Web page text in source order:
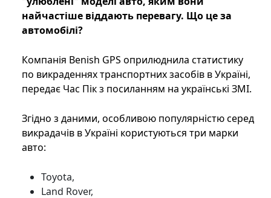
найчастіше віддають перевагу. Що це за
автомобілі?
Компанія Benish GPS оприлюднила статистику
по викраденнях транспортних засобів в Україні,
передає Час Пік з посиланням на українські ЗМІ.
Згідно з даними, особливою популярністю серед
викрадачів в Україні користуються три марки
авто:
Toyota,
Land Rover,